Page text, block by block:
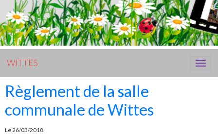
WITTES
Règlement de la salle
communale de Wittes
Le 26/03/2018